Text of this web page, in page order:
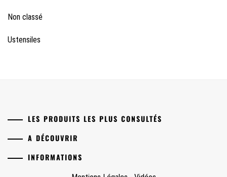
Non classé
Ustensiles
LES PRODUITS LES PLUS CONSULTÉS
A DÉCOUVRIR
INFORMATIONS